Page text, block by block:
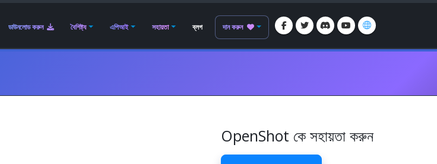
ডাউনলোড করুন বৈশিষ্ট্য এপিআই সহায়তা ব্লগ দান করুন
OpenShot কে সহায়তা করুন